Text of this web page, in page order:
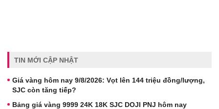
TIN MỚI CẬP NHẬT
Giá vàng hôm nay 9/8/2026: Vọt lên 144 triệu đồng/lượng,
SJC còn tăng tiếp?
Bảng giá vàng 9999 24K 18K SJC DOJI PNJ hôm nay